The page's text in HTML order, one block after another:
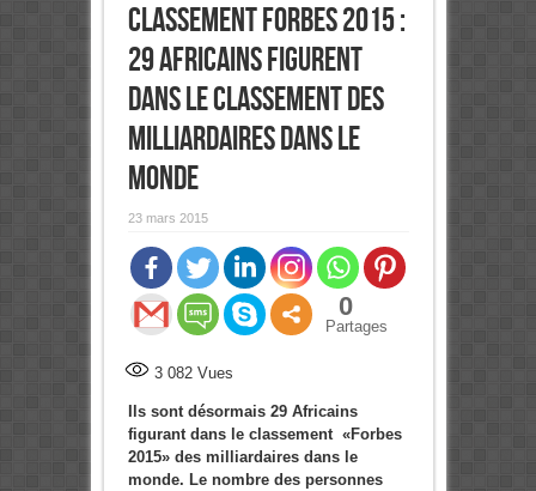
Classement Forbes 2015 :
29 Africains figurent
dans le classement des
milliardaires dans le
monde
23 mars 2015
0
Partages
3 082Vues
Ils sont désormais 29 Africains
figurant dans le classement «Forbes
2015» des milliardaires dans le
monde. Le nombre des personnes